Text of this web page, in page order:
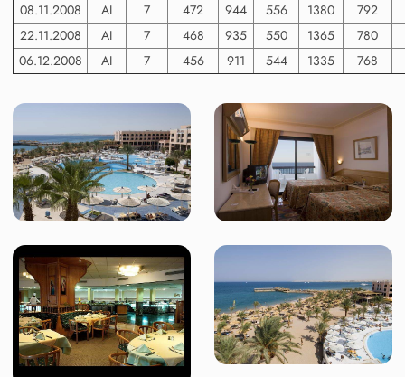
08.11.2008
AI 7 472 944 556 1380
792
22.11.2008
AI 7 468 935 550 1365
780
06.12.2008
AI 7 456 911 544 1335 768